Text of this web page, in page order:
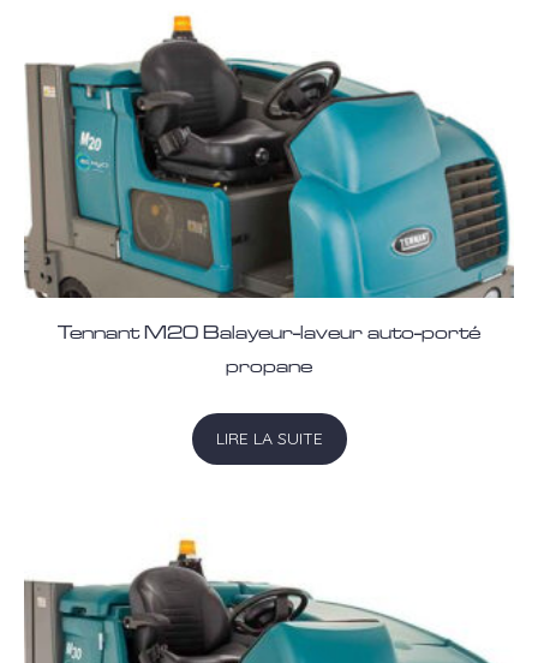
Tennant M20 Balayeur-laveur auto-porté
propane
LIRE LA SUITE